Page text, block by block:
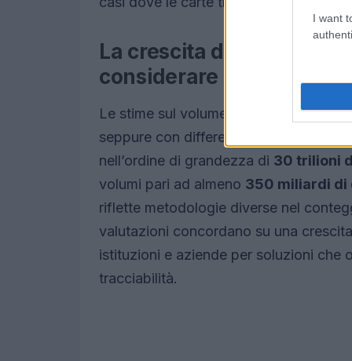
I want
La crescita del mercato
considerare
Le stime sul volume delle transazioni
seppure con differenze tra le fonti.
nell’ordine di grandezza di 30 trilioni
volumi pari ad almeno 350 miliardi di
riflette metodologie diverse nel
valutazioni concordano su una
istituzioni e aziende per soluzioni che
tracciabilità.